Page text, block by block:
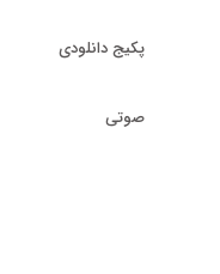
پکیج دانلودی
صوتی